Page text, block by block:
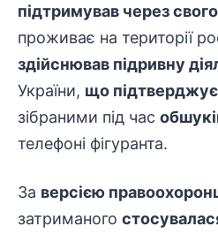
підтримував через
проживає на території
здійснював підривну
України, що
зібраними під час
телефоні фігуранта.
За версією
затриманого